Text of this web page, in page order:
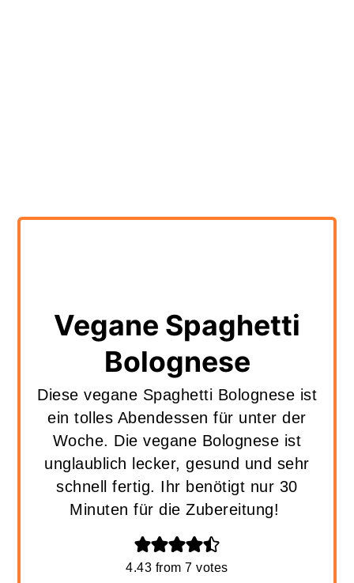
Vegane Spaghetti
Bolognese
Diese vegane Spaghetti Bolognese ist
ein tolles Abendessen für unter der
Woche. Die vegane Bolognese ist
unglaublich lecker, gesund und sehr
schnell fertig. Ihr benötigt nur 30
Minuten für die Zubereitung!
4.43 from7 votes